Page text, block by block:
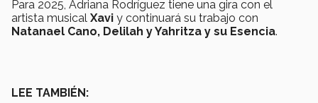
Para 2025, Adriana Rodríguez tiene una gira con el
artista musical Xavi y continuará su trabajo con
Natanael Cano, Delilah y Yahritza y su Esencia.
LEE TAMBIÉN: